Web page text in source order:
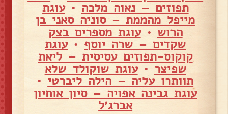
תפוזים – נאוה מלכה •עוגת
מייפל מהממת – סוניה סאני בן
הרוש •עוגת מספרים בצק
שקדים – שרה יוסף •עוגת
קוקוס-תפוזים עסיסית – ליאת
שפיצר •עוגת שוקולד שלא
תוותרו עליה – הילה ליברטי •
עוגת גבינה אפויה – סיון אוחיון
אברג׳ל